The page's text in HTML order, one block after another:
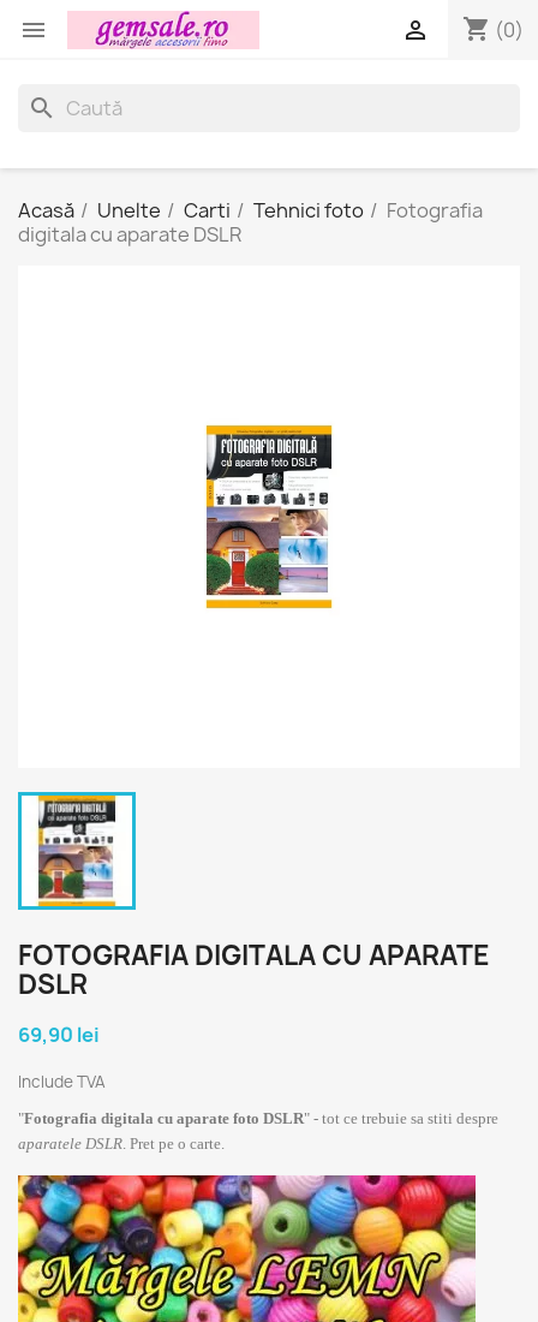
 shopping_cart (0)

search
Acasă Unelte Carti Tehnici foto
Fotografia
digitala cu aparate DSLR
FOTOGRAFIA DIGITALA CU APARATE
DSLR
69,90 lei
Include TVA
"Fotografia digitala cu aparate foto DSLR" - tot ce trebuie sa stiti despre
aparatele DSLR. Pret pe o carte.